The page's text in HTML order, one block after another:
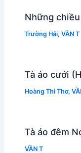
Những
Trường Hải, VẦN T
Tà áo cưới
Hoàng Thi Thơ,
Tà áo đêm
VẦN T